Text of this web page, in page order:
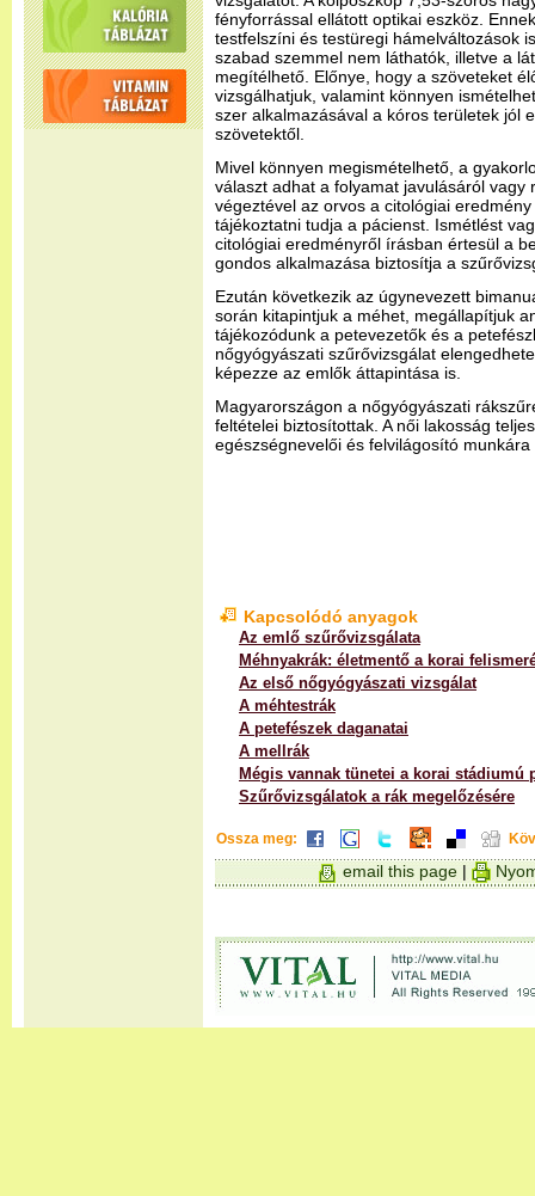
fényforrással ellátott optikai eszköz.
testfelszíni és testüregi hámelváltozások
szabad szemmel nem láthatók, illetve a
megítélhető. Előnye, hogy a szöveteket
vizsgálhatjuk, valamint könnyen
szer alkalmazásával a kóros területek jól
szövetektől.
Mivel könnyen megismételhető, a
választ adhat a folyamat javulásáról vagy
végeztével az orvos a citológiai
tájékoztatni tudja a pácienst. Ismétlést
citológiai eredményről írásban értesül a
gondos alkalmazása biztosítja a
Ezután következik az úgynevezett
során kitapintjuk a méhet, megállapítjuk
tájékozódunk a petevezetők és a
nőgyógyászati szűrővizsgálat
képezze az emlők áttapintása is.
Magyarországon a nőgyógyászati
feltételei biztosítottak. A női lakosság
egészségnevelői és felvilágosító
Kapcsolódó anyagok
Az emlő szűrővizsgálata
Méhnyakrák: életmentő a korai
Az első nőgyógyászati vizsgálat
A méhtestrák
A petefészek daganatai
A mellrák
Mégis vannak tünetei a korai stádiumú
Szűrővizsgálatok a rák megelőzésére
Ossza meg:
email this page |